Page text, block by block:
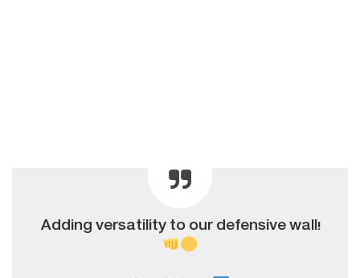
Adding versatility to our defensive wall!